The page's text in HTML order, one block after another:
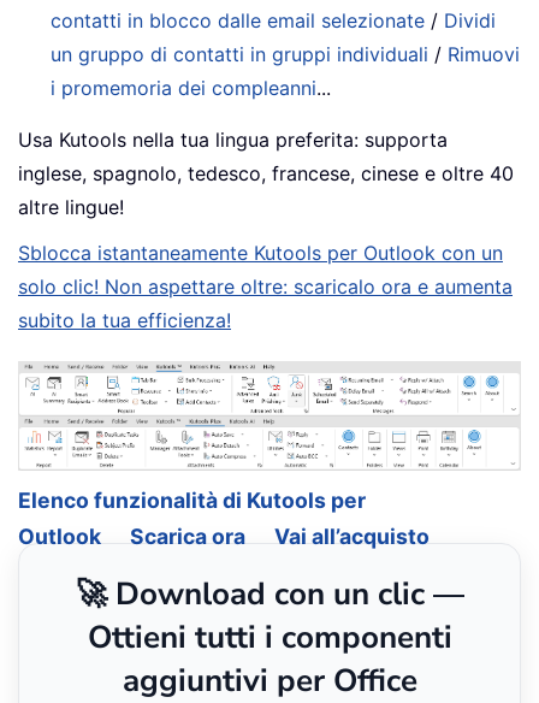
contatti in blocco dalle email selezionate / Dividi
un gruppo di contatti in gruppi individuali / Rimuovi
i promemoria dei compleanni...
Usa Kutools nella tua lingua preferita: supporta
inglese, spagnolo, tedesco, francese, cinese e oltre 40
altre lingue!
Sblocca istantaneamente Kutools per Outlook con un
solo clic! Non aspettare oltre: scaricalo ora e aumenta
subito la tua efficienza!
Elenco funzionalità di Kutools per
Outlook
Scarica ora Vai all’acquisto
🚀 Download con un clic —
Ottieni tutti i componenti
aggiuntivi per Office